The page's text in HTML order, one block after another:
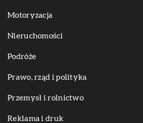
Motoryzacja
Nieruchomości
Podróże
Prawo, rząd i polityka
Przemysł i rolnictwo
Reklama i druk